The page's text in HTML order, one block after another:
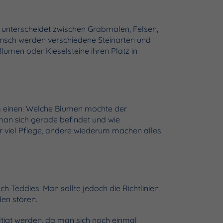
zwischen Grabmalen, Felsen,
werden verschiedene Steinarten und
oder Kieselsteine ihren Platz in
Welche Blumen mochte der
sich gerade befindet und wie
Pflege, andere wiederum machen alles
Teddies. Man sollte jedoch die Richtlinien
stören.
werden, da man sich noch einmal